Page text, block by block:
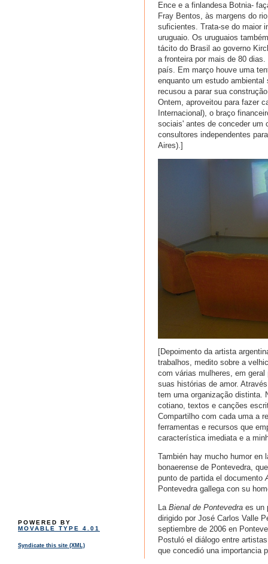
POWERED BY
MOVABLE TYPE 4.01
Syndicate this site (XML)
Ence e a finlandesa Botnia-
Fray Bentos, às margens do
suficientes. Trata-se do maior
uruguaio. Os uruguaios
tácito do Brasil ao governo
a fronteira por mais de 80
país. Em março houve uma
enquanto um estudo
recusou a parar sua
Ontem, aproveitou para fazer
Internacional), o braço
sociais' antes de conceder um
consultores independentes
Aires).]
[Depoimento da artista
trabalhos, medito sobre a
com várias mulheres, em
suas histórias de amor.
tem uma organização distinta.
cotiano, textos e canções
Compartilho com cada uma a
ferramentas e recursos que
característica imediata e a
También hay mucho humor en
bonaerense de Pontevedra,
punto de partida el documento
Pontevedra gallega con su
La Bienal de Pontevedra es un
dirigido por José Carlos Valle
septiembre de 2006 en
Postuló el diálogo entre
que concedió una importancia